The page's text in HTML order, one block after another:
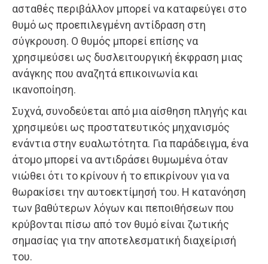
ασταθές περιβάλλον μπορεί να καταφεύγει στο
θυμό ως προεπιλεγμένη αντίδραση στη
σύγκρουση. Ο θυμός μπορεί επίσης να
χρησιμεύσει ως δυσλειτουργική έκφραση μιας
ανάγκης που αναζητά επικοινωνία και
ικανοποίηση.
Συχνά, συνοδεύεται από μια αίσθηση πληγής και
χρησιμεύει ως προστατευτικός μηχανισμός
ενάντια στην ευαλωτότητα. Για παράδειγμα, ένα
άτομο μπορεί να αντιδράσει θυμωμένα όταν
νιώθει ότι το κρίνουν ή το επικρίνουν για να
θωρακίσει την αυτοεκτίμησή του. Η κατανόηση
των βαθύτερων λόγων και πεποιθήσεων που
κρύβονται πίσω από τον θυμό είναι ζωτικής
σημασίας για την αποτελεσματική διαχείρισή
του.